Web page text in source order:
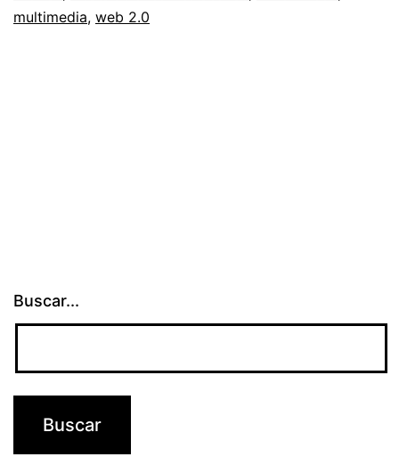
multimedia, web 2.0
Buscar...